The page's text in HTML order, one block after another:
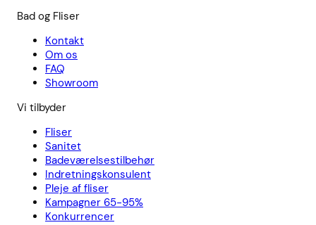
Bad og Fliser
Kontakt
Om os
FAQ
Showroom
Vi tilbyder
Fliser
Sanitet
Badeværelsestilbehør
Indretningskonsulent
Pleje af fliser
Kampagner 65-95%
Konkurrencer